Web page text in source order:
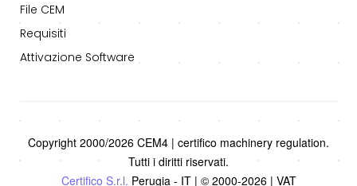
File CEM
Requisiti
Attivazione Software
Copyright 2000/2026 CEM4 | certifico machinery regulation.
Tutti i diritti riservati.
Certifico S.r.l. Perugia - IT | © 2000-2026 | VAT